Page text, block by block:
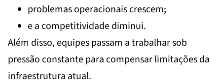
problemas operacionais crescem;
e a competitividade diminui.
Além disso, equipes passam a trabalhar sob
pressão constante para compensar limitações da
infraestrutura atual.